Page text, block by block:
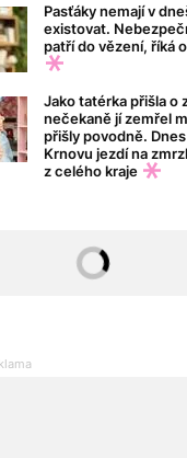
Pasťáky nemají v
existovat.
patří do vězení, říká
Jako tatérka přišla o
nečekaně jí zemřel
přišly povodně.
Krnovu jezdí na
z celého kraje